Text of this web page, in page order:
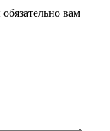
вам